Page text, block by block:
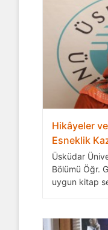
Hikâyeler
Esneklik
Üsküdar
Bölümü Öğr.
uygun kitap